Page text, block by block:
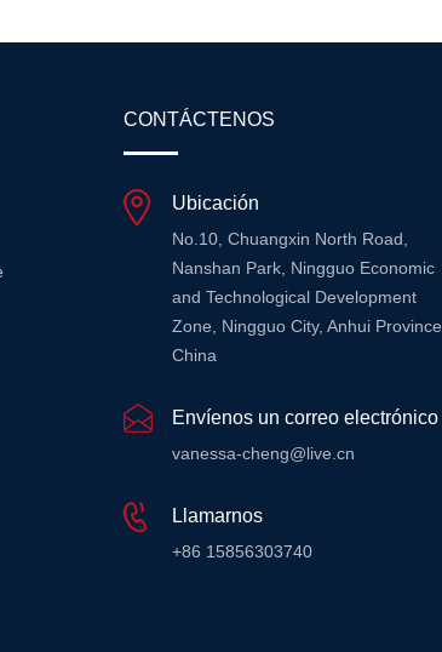
CONTÁCTENOS
Ubicación
No.10, Chuangxin North Road,
Nanshan Park, Ningguo Economic
and Technological Development
Zone, Ningguo City, Anhui Province,
China
Envíenos un correo electrónico
vanessa-cheng@live.cn
Llamarnos
+86 15856303740